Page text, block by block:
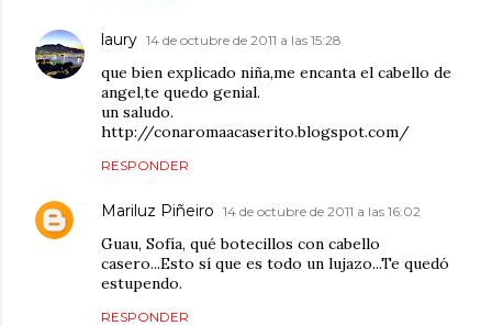
laury 14 de octubre de 2011 a las 15:28
que bien explicado niña,me encanta el cabello de
angel,te quedo genial.
un saludo.
http://conaromaacaserito.blogspot.com/
RESPONDER
Mariluz Piñeiro 14 de octubre de 2011 a las 16:02
Guau, Sofía, qué botecillos con cabello
casero...Esto sí que es todo un lujazo...Te quedó
estupendo.
RESPONDER